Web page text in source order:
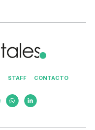
STAFF CONTACTO